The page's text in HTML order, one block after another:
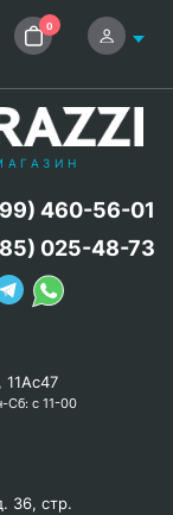
0
Сб: с 11-00
36, стр.
460-56-01
025-48-73